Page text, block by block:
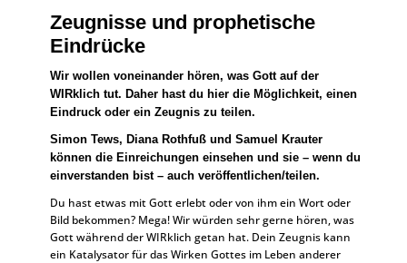
Zeugnisse und prophetische
Eindrücke
Wir wollen voneinander hören, was Gott auf der
WIRklich tut. Daher hast du hier die Möglichkeit, einen
Eindruck oder ein Zeugnis zu teilen.
Simon Tews, Diana Rothfuß und Samuel Krauter
können die Einreichungen einsehen und sie – wenn du
einverstanden bist – auch veröffentlichen/teilen.
Du hast etwas mit Gott erlebt oder von ihm ein Wort oder
Bild bekommen? Mega! Wir würden sehr gerne hören, was
Gott während der WIRklich getan hat. Dein Zeugnis kann
ein Katalysator für das Wirken Gottes im Leben anderer